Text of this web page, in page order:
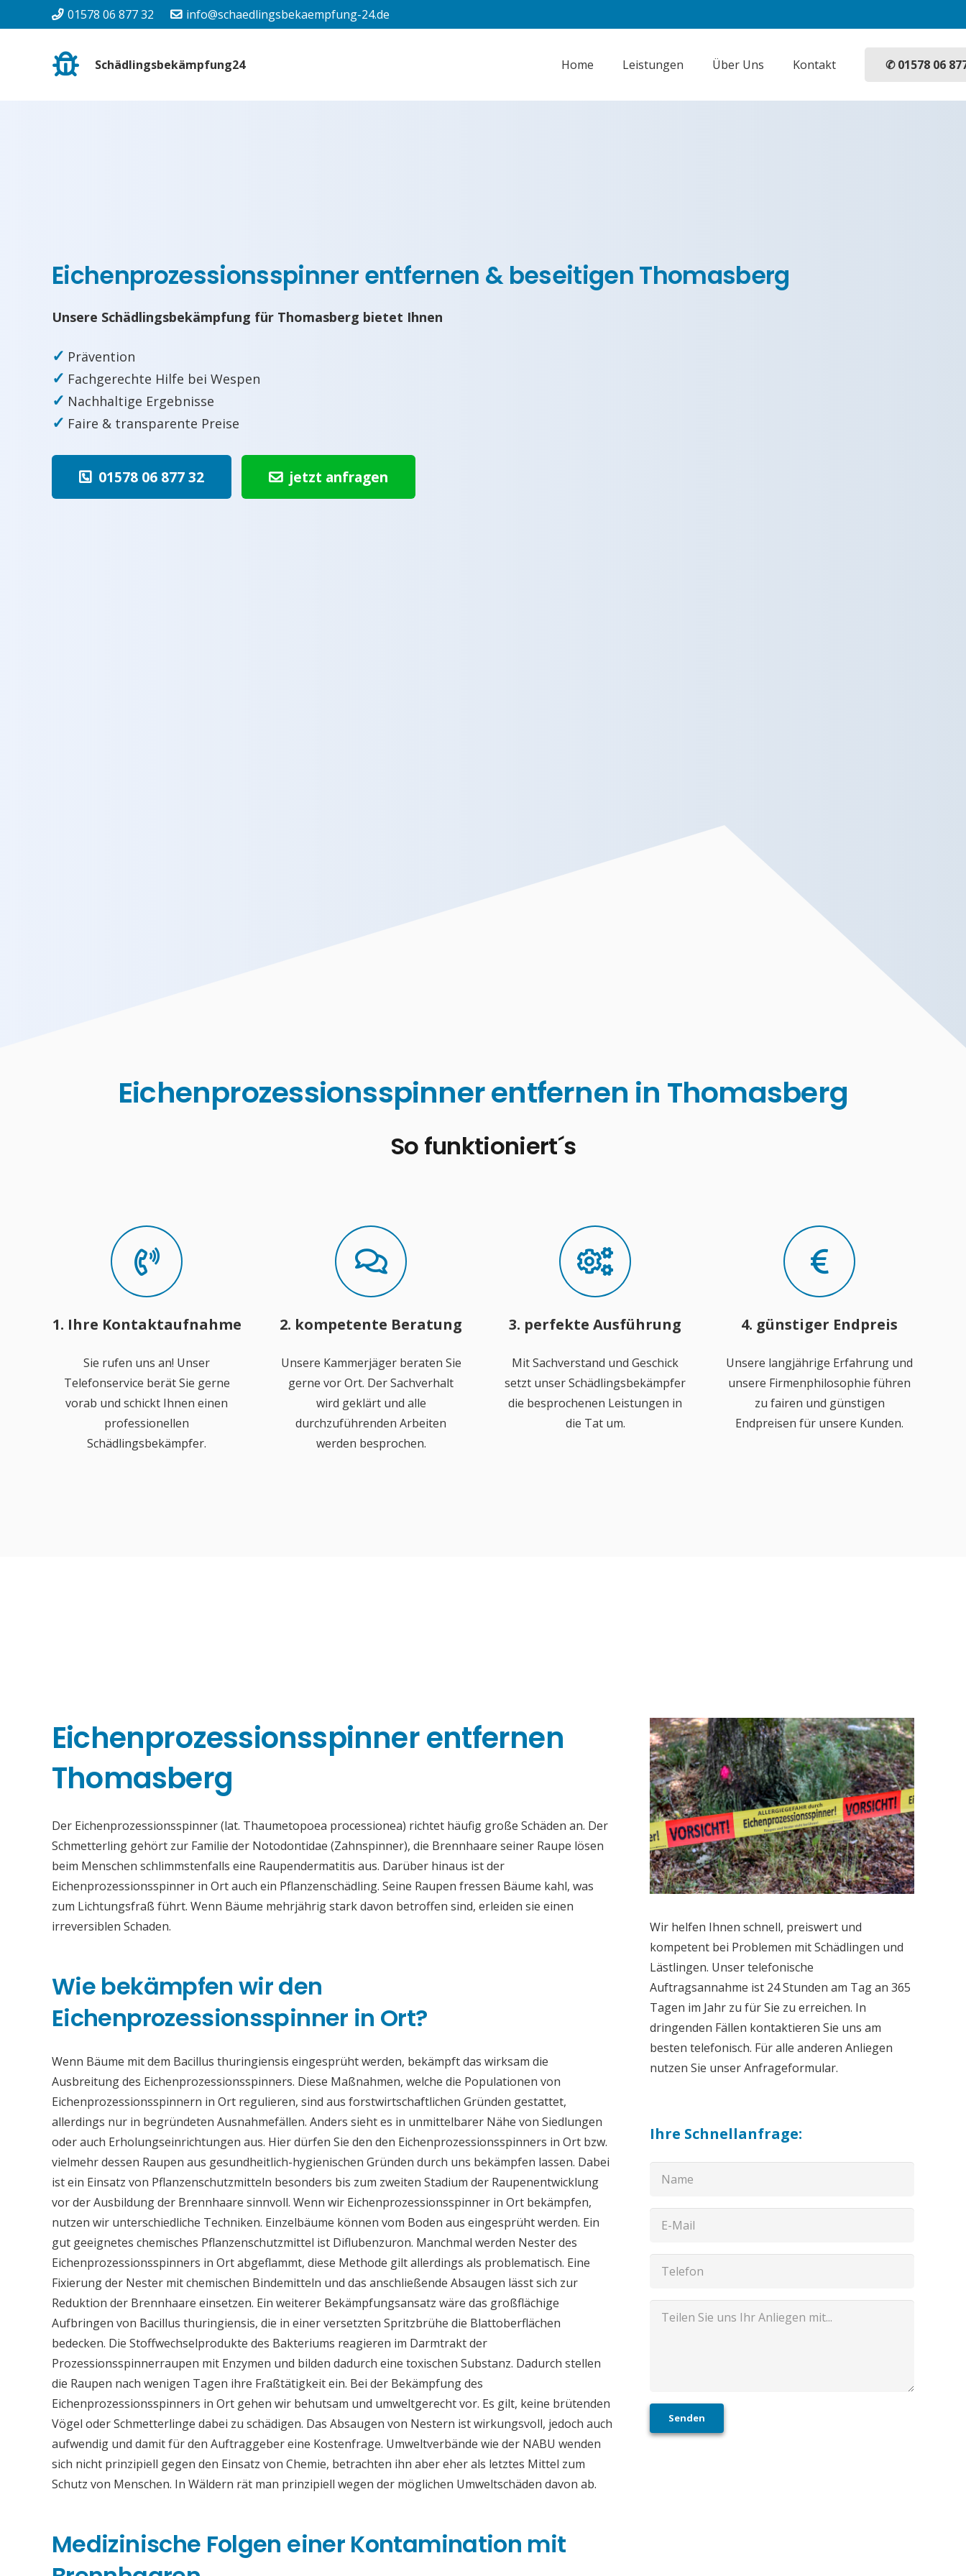
01578 06 877 32 info@schaedlingsbekaempfung-24.de
Schädlingsbekämpfung24 Home Leistungen Über Uns Kontakt ✆ 01578 06
Eichenprozessionsspinner entfernen & beseitigen Thomasberg
Unsere Schädlingsbekämpfung für Thomasberg bietet Ihnen
✓ Prävention
✓ Fachgerechte Hilfe bei Wespen
✓ Nachhaltige Ergebnisse
✓ Faire & transparente Preise
01578 06 877 32 jetzt anfragen
Eichenprozessionsspinner entfernen in Thomasberg
So funktioniert´s
1. Ihre Kontaktaufnahme
Sie rufen uns an! Unser
Telefonservice berät Sie gerne
vorab und schickt Ihnen einen
professionellen
Schädlingsbekämpfer.
2. kompetente Beratung
Unsere Kammerjäger beraten Sie
gerne vor Ort. Der Sachverhalt
wird geklärt und alle
durchzuführenden Arbeiten
werden besprochen.
3. perfekte Ausführung
Mit Sachverstand und Geschick
setzt unser Schädlingsbekämpfer
die besprochenen Leistungen in
die Tat um.
4. günstiger Endpreis
Unsere langjährige Erfahrung und
unsere Firmenphilosophie führen
zu fairen und günstigen
Endpreisen für unsere Kunden.
Eichenprozessionsspinner entfernen
Thomasberg
Der Eichenprozessionsspinner (lat. Thaumetopoea processionea) richtet häufig große Schäden an. Der
Schmetterling gehört zur Familie der Notodontidae (Zahnspinner), die Brennhaare seiner Raupe lösen
beim Menschen schlimmstenfalls eine Raupendermatitis aus. Darüber hinaus ist der
Eichenprozessionsspinner in Ort auch ein Pflanzenschädling. Seine Raupen fressen Bäume kahl, was
zum Lichtungsfraß führt. Wenn Bäume mehrjährig stark davon betroffen sind, erleiden sie einen
irreversiblen Schaden.
Wie bekämpfen wir den
Eichenprozessionsspinner in Ort?
Wenn Bäume mit dem Bacillus thuringiensis eingesprüht werden, bekämpft das wirksam die
Ausbreitung des Eichenprozessionsspinners. Diese Maßnahmen, welche die Populationen von
Eichenprozessionsspinnern in Ort regulieren, sind aus forstwirtschaftlichen Gründen gestattet,
allerdings nur in begründeten Ausnahmefällen. Anders sieht es in unmittelbarer Nähe von Siedlungen
oder auch Erholungseinrichtungen aus. Hier dürfen Sie den den Eichenprozessionsspinners in Ort bzw.
vielmehr dessen Raupen aus gesundheitlich-hygienischen Gründen durch uns bekämpfen lassen. Dabei
ist ein Einsatz von Pflanzenschutzmitteln besonders bis zum zweiten Stadium der Raupenentwicklung
vor der Ausbildung der Brennhaare sinnvoll. Wenn wir Eichenprozessionsspinner in Ort bekämpfen,
nutzen wir unterschiedliche Techniken. Einzelbäume können vom Boden aus eingesprüht werden. Ein
gut geeignetes chemisches Pflanzenschutzmittel ist Diflubenzuron. Manchmal werden Nester des
Eichenprozessionsspinners in Ort abgeflammt, diese Methode gilt allerdings als problematisch. Eine
Fixierung der Nester mit chemischen Bindemitteln und das anschließende Absaugen lässt sich zur
Reduktion der Brennhaare einsetzen. Ein weiterer Bekämpfungsansatz wäre das großflächige
Aufbringen von Bacillus thuringiensis, die in einer versetzten Spritzbrühe die Blattoberflächen
bedecken. Die Stoffwechselprodukte des Bakteriums reagieren im Darmtrakt der
Prozessionsspinnerraupen mit Enzymen und bilden dadurch eine toxischen Substanz. Dadurch stellen
die Raupen nach wenigen Tagen ihre Fraßtätigkeit ein. Bei der Bekämpfung des
Eichenprozessionsspinners in Ort gehen wir behutsam und umweltgerecht vor. Es gilt, keine brütenden
Vögel oder Schmetterlinge dabei zu schädigen. Das Absaugen von Nestern ist wirkungsvoll, jedoch auch
aufwendig und damit für den Auftraggeber eine Kostenfrage. Umweltverbände wie der NABU wenden
sich nicht prinzipiell gegen den Einsatz von Chemie, betrachten ihn aber eher als letztes Mittel zum
Schutz von Menschen. In Wäldern rät man prinzipiell wegen der möglichen Umweltschäden davon ab.
Medizinische Folgen einer Kontamination mit
Wir helfen Ihnen schnell, preiswert und
kompetent bei Problemen mit Schädlingen und
Lästlingen. Unser telefonische
Auftragsannahme ist 24 Stunden am Tag an 365
Tagen im Jahr zu für Sie zu erreichen. In
dringenden Fällen kontaktieren Sie uns am
besten telefonisch. Für alle anderen Anliegen
nutzen Sie unser Anfrageformular.
Ihre Schnellanfrage:
Senden